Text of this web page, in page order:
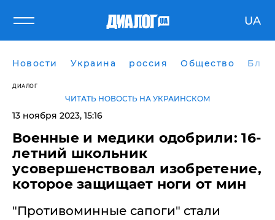
UA
Новости Украина россия Общество
ДИАЛОГ
ЧИТАТЬ НОВОСТЬ НА УКРАИНСКОМ
13 ноября 2023, 15:16
Военные и медики одобрили: 16-
летний школьник
усовершенствовал изобретение,
которое защищает ноги от мин
"Противоминные сапоги" стали